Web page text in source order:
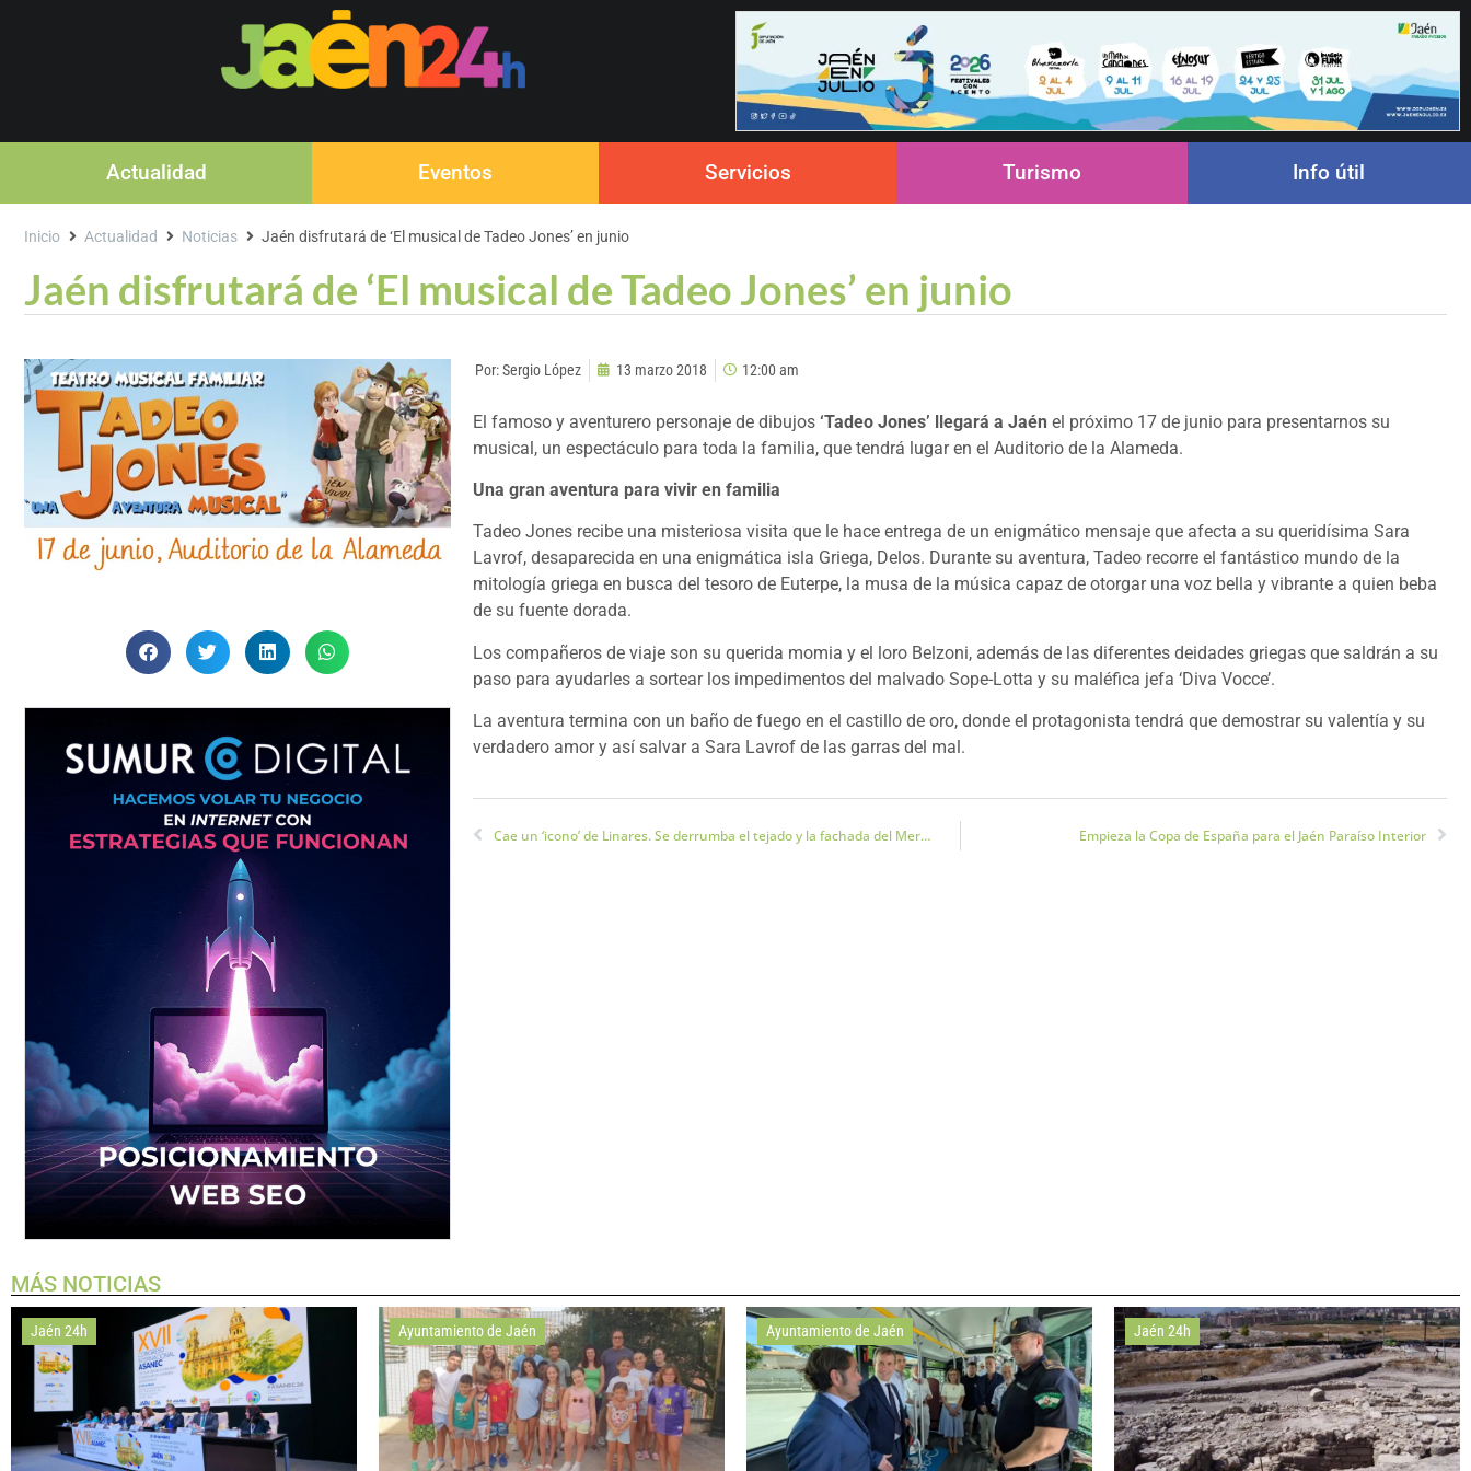
Actualidad Eventos Servicios Turismo Info útil
Jaén disfrutará de ‘El musical de Tadeo Jones’ en junio
Inicio Actualidad Noticias Jaén disfrutará de ‘El musical de Tadeo Jones’ en junio
Por:Sergio López 13 marzo 2018 12:00 am
El famoso y aventurero personaje de dibujos ‘Tadeo Jones’ llegará a Jaén el próximo 17 de junio para presentarnos su
musical, un espectáculo para toda la familia, que tendrá lugar en el Auditorio de la Alameda.
Una gran aventura para vivir en familia
Tadeo Jones recibe una misteriosa visita que le hace entrega de un enigmático mensaje que afecta a su queridísima Sara
Lavrof, desaparecida en una enigmática isla Griega, Delos. Durante su aventura, Tadeo recorre el fantástico mundo de la
mitología griega en busca del tesoro de Euterpe, la musa de la música capaz de otorgar una voz bella y vibrante a quien beba
de su fuente dorada.
Los compañeros de viaje son su querida momia y el loro Belzoni, además de las diferentes deidades griegas que saldrán a su
paso para ayudarles a sortear los impedimentos del malvado Sope-Lotta y su maléfica jefa ‘Diva Vocce’.
La aventura termina con un baño de fuego en el castillo de oro, donde el protagonista tendrá que demostrar su valentía y su
verdadero amor y así salvar a Sara Lavrof de las garras del mal.
Cae un ‘icono’ de Linares. Se derrumba el tejado y la fachada del Mercado de Abastos de Linares Empieza la Copa de España para el Jaén Paraíso Interior
MÁS NOTICIAS
Jaén 24h Ayuntamiento de Jaén Ayuntamiento de Jaén Jaén 24h